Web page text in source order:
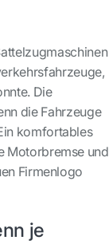
Die
die Fahrzeuge
komfortables
Motorbremse und
Firmenlogo
je